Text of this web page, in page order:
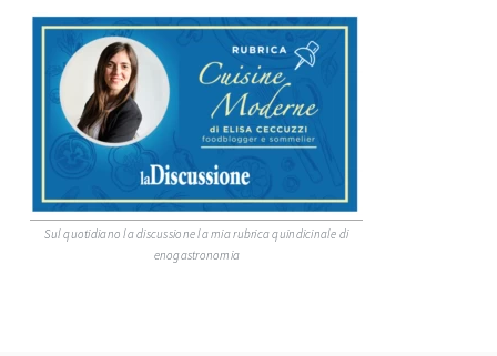
Sul quotidiano la discussione la mia rubrica quindicinale di
enogastronomia